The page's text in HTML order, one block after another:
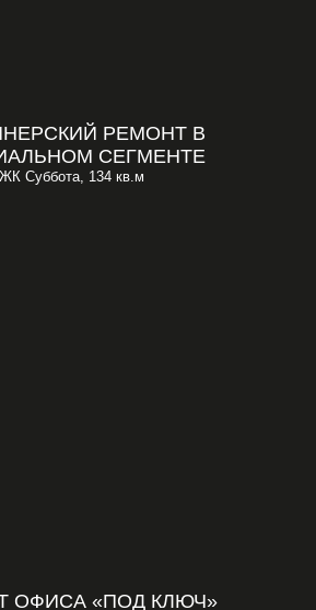
РЕМОНТ В
СЕГМЕНТЕ
ЖК Суббота, 134 кв.м
ОФИСА «ПОД КЛЮЧ»